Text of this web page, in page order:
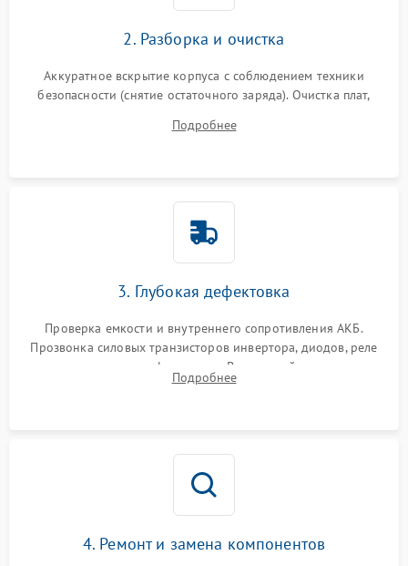
2. Разборка и очистка
Аккуратное вскрытие корпуса с соблюдением техники
безопасности (снятие остаточного заряда). Очистка плат,
и кистей для предотвращения перегрева и замыканий.
Подробнее
3. Глубокая дефектовка
Проверка емкости и внутреннего сопротивления АКБ.
Прозвонка силовых транзисторов инвертора, диодов, реле
переключения и трансформатора. Визуальный поиск вздутых
конденсаторов и прогаров на печатной плате.
Подробнее
4. Ремонт и замена компонентов